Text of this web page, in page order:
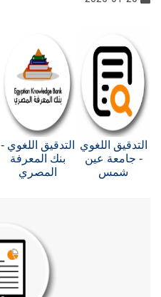
التدقيق اللغوي -
بنك المعرفة
المصري
التدقيق اللغوي
- جامعة عين
شمس